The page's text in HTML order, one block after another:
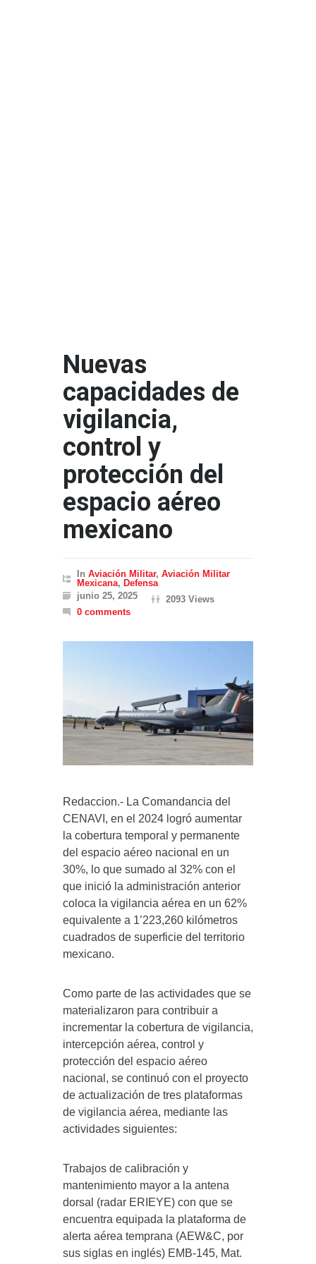
Nuevas
capacidades de
vigilancia,
control y
protección del
espacio aéreo
mexicano
In Aviación Militar, Aviación Militar
Mexicana, Defensa
junio 25, 2025
2093 Views
0 comments
Redaccion.- La Comandancia del
CENAVI, en el 2024 logró aumentar
la cobertura temporal y permanente
del espacio aéreo nacional en un
30%, lo que sumado al 32% con el
que inició la administración anterior
coloca la vigilancia aérea en un 62%
equivalente a 1’223,260 kilómetros
cuadrados de superficie del territorio
mexicano.
Como parte de las actividades que se
materializaron para contribuir a
incrementar la cobertura de vigilancia,
intercepción aérea, control y
protección del espacio aéreo
nacional, se continuó con el proyecto
de actualización de tres plataformas
de vigilancia aérea, mediante las
actividades siguientes:
Trabajos de calibración y
mantenimiento mayor a la antena
dorsal (radar ERIEYE) con que se
encuentra equipada la plataforma de
alerta aérea temprana (AEW&C, por
sus siglas en inglés) EMB-145, Mat.